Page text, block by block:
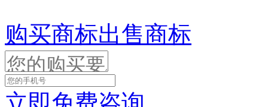
购买商标出售商标